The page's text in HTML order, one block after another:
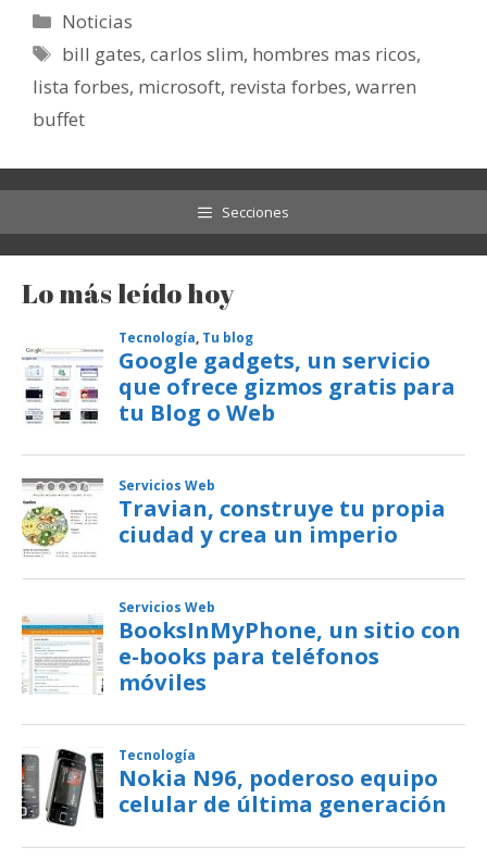
Categorías
Noticias
Etiquetas
bill gates,carlos slim, hombres mas ricos,
lista forbes, microsoft, revista forbes, warren
buffet
Secciones
Lo más leído hoy